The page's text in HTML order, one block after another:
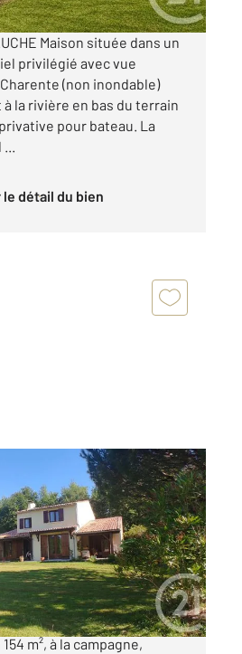
Maison située dans un
privilégié avec vue
(non inondable)
la rivière en bas du terrain
pour bateau. La
...
le détail du bien
€
de l'océan, maison d'une
m², à la campagne,